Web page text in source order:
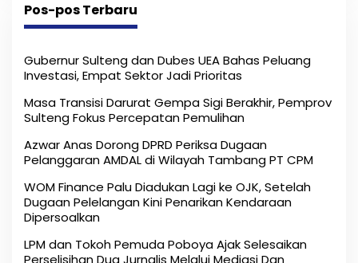
Pos-pos Terbaru
Gubernur Sulteng dan Dubes UEA Bahas Peluang
Investasi, Empat Sektor Jadi Prioritas
Masa Transisi Darurat Gempa Sigi Berakhir, Pemprov
Sulteng Fokus Percepatan Pemulihan
Azwar Anas Dorong DPRD Periksa Dugaan
Pelanggaran AMDAL di Wilayah Tambang PT CPM
‎WOM Finance Palu Diadukan Lagi ke OJK, Setelah
Dugaan Pelelangan Kini Penarikan Kendaraan
Dipersoalkan ‎
LPM dan Tokoh Pemuda Poboya Ajak Selesaikan